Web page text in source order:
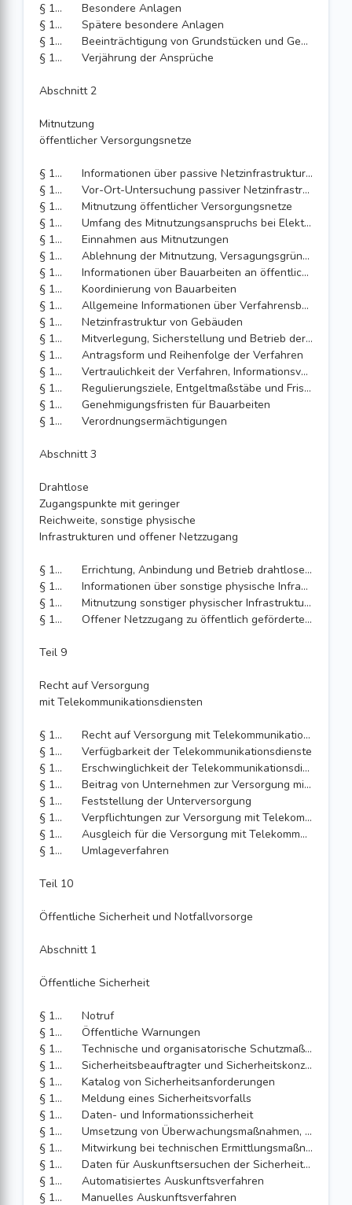
§ 132
Besondere Anlagen
§ 133
Spätere besondere Anlagen
§ 134
Beeinträchtigung von Grundstücken und Gebäuden
§ 135
Verjährung der Ansprüche
Abschnitt 2
Mitnutzung
öffentlicher Versorgungsnetze
§ 136
Informationen über passive Netzinfrastrukturen
§ 137
Vor-Ort-Untersuchung passiver Netzinfrastrukturen
§ 138
Mitnutzung öffentlicher Versorgungsnetze
§ 139
Umfang des Mitnutzungsanspruchs bei Elektrizitätsversorgungsnetzen
§ 140
Einnahmen aus Mitnutzungen
§ 141
Ablehnung der Mitnutzung, Versagungsgründe
§ 142
Informationen über Bauarbeiten an öffentlichen Versorgungsnetzen
§ 143
Koordinierung von Bauarbeiten
§ 144
Allgemeine Informationen über Verfahrensbedingungen bei Bauarbeiten
§ 145
Netzinfrastruktur von Gebäuden
§ 146
Mitverlegung, Sicherstellung und Betrieb der Infrastruktur für Netze mit sehr hoher Kapazität
§ 147
Antragsform und Reihenfolge der Verfahren
§ 148
Vertraulichkeit der Verfahren, Informationsverarbeitung und Gewährung der Einsichtnahme
§ 149
Regulierungsziele, Entgeltmaßstäbe und Fristen der nationalen Streitbeilegung
§ 150
Genehmigungsfristen für Bauarbeiten
§ 151
Verordnungsermächtigungen
Abschnitt 3
Drahtlose
Zugangspunkte mit geringer
Reichweite, sonstige physische
Infrastrukturen und offener Netzzugang
§ 152
Errichtung, Anbindung und Betrieb drahtloser Zugangspunkte mit geringer Reichweite
§ 153
Informationen über sonstige physische Infrastruktur für drahtlose Zugangspunkte mit geringer Reichweite
§ 154
Mitnutzung sonstiger physischer Infrastruktur für drahtlose Zugangspunkte mit geringer Reichweite
§ 155
Offener Netzzugang zu öffentlich geförderten Telekommunikationsnetzen und Telekommunikationslinien, Verbindlichkeit von Ausbauzusagen in der Förderung
Teil 9
Recht auf Versorgung
mit Telekommunikationsdiensten
§ 156
Recht auf Versorgung mit Telekommunikationsdiensten
§ 157
Verfügbarkeit der Telekommunikationsdienste
§ 158
Erschwinglichkeit der Telekommunikationsdienste
§ 159
Beitrag von Unternehmen zur Versorgung mit Telekommunikationsdiensten
§ 160
Feststellung der Unterversorgung
§ 161
Verpflichtungen zur Versorgung mit Telekommunikationsdiensten
§ 162
Ausgleich für die Versorgung mit Telekommunikationsdiensten
§ 163
Umlageverfahren
Teil 10
Öffentliche Sicherheit und Notfallvorsorge
Abschnitt 1
Öffentliche Sicherheit
§ 164
Notruf
§ 164a
Öffentliche Warnungen
§ 165
Technische und organisatorische Schutzmaßnahmen
§ 166
Sicherheitsbeauftragter und Sicherheitskonzept
§ 167
Katalog von Sicherheitsanforderungen
§ 168
Meldung eines Sicherheitsvorfalls
§ 169
Daten- und Informationssicherheit
§ 170
Umsetzung von Überwachungsmaßnahmen, Erteilung von Auskünften
§ 171
Mitwirkung bei technischen Ermittlungsmaßnahmen bei Mobilfunkendgeräten
§ 172
Daten für Auskunftsersuchen der Sicherheitsbehörden
§ 173
Automatisiertes Auskunftsverfahren
§ 174
Manuelles Auskunftsverfahren